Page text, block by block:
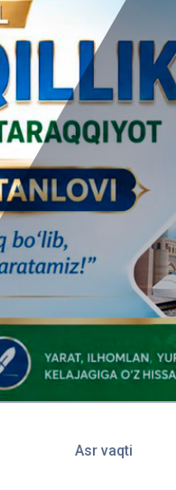
Asr vaqti